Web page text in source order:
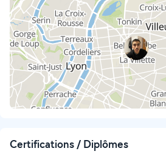
Certifications / Diplômes